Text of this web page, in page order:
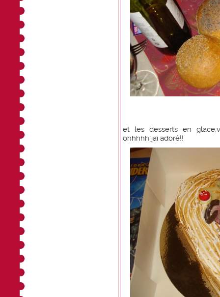
et les desserts en
ohhhhh jai adoré!!